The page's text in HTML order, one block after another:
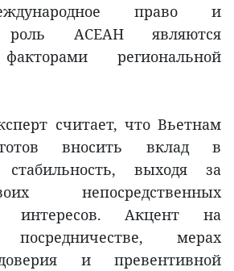
право и
роль АСЕАН являются
региональной
считает, что Вьетнам
вносить вклад в
стабильность, выходя за
непосредственных
интересов. Акцент на
мерах
и превентивной